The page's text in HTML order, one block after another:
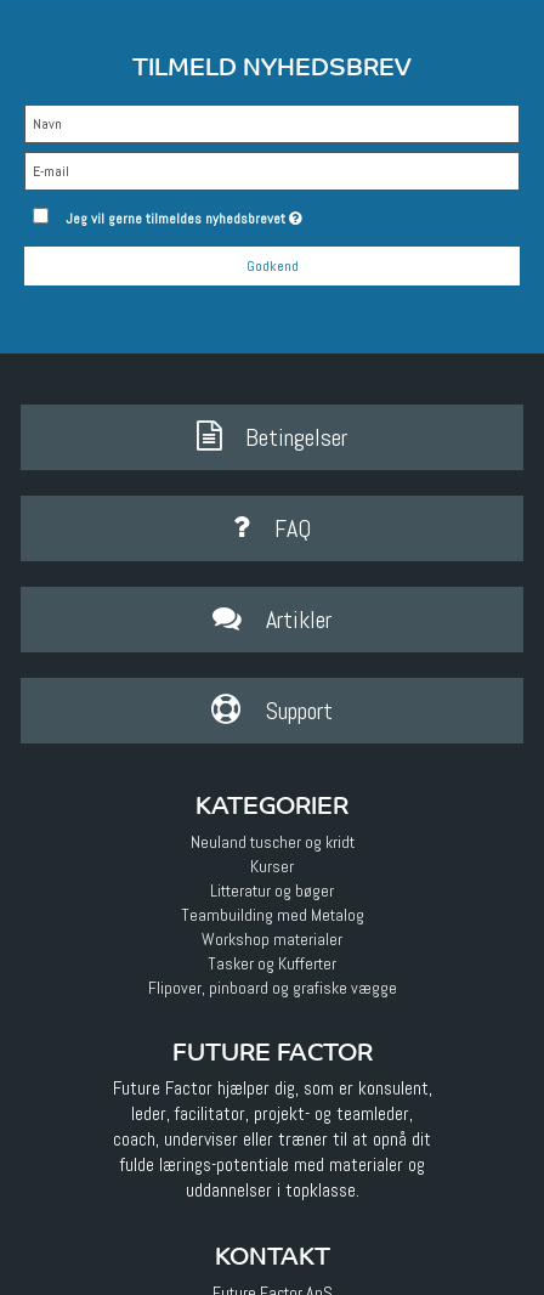
TILMELD NYHEDSBREV
Jeg vil gerne tilmeldes nyhedsbrevet
Godkend
Betingelser
FAQ
Artikler
Support
KATEGORIER
Neuland tuscher og kridt
Kurser
Litteratur og bøger
Teambuilding med Metalog
Workshop materialer
Tasker og Kufferter
Flipover, pinboard og grafiske vægge
FUTURE FACTOR
Future Factor hjælper dig, som er konsulent,
leder, facilitator, projekt- og teamleder,
coach, underviser eller træner til at opnå dit
fulde lærings-potentiale med materialer og
uddannelser i topklasse.
KONTAKT